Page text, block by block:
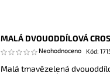
MALÁ DVOUODDÍLOVÁ
Neohodnoceno Kód:
Malá tmavězelená